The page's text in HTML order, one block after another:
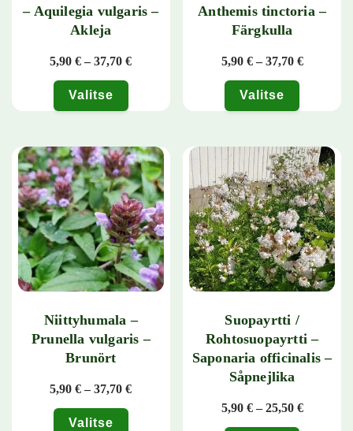
– Aquilegia vulgaris –
Akleja
5,90€ – 37,70€Hintaluokka: 5,90 € - 37,70 €
Valitse
Anthemis tinctoria –
Färgkulla
5,90 € – 37,70 €
Valitse
Niittyhumala –
Prunella vulgaris –
Brunört
5,90€ – 37,70€Hintaluokka: 5,90 € - 37,70 €
Valitse
Suopayrtti /
Rohtosuopayrtti –
Saponaria officinalis –
Såpnejlika
5,90 € – 25,50 €